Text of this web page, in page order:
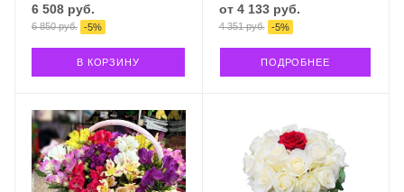
6 508 руб.
6 850руб. -5%
В КОРЗИНУ
от 4 133 руб.
4 351 руб. -5%
ПОДРОБНЕЕ